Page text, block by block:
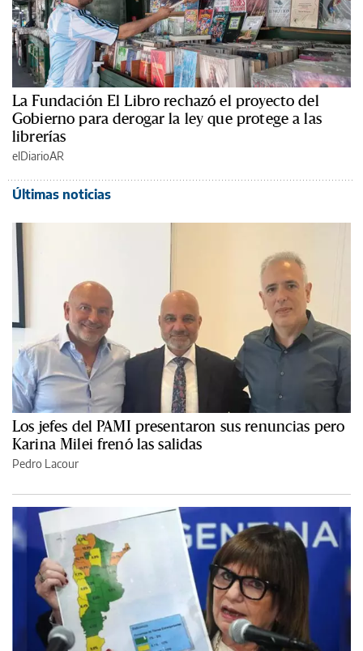
La Fundación El Libro rechazó el proyecto del
Gobierno para derogar la ley que protege a las
librerías
elDiarioAR
Últimas noticias
Los jefes del PAMI presentaron sus renuncias pero
Karina Milei frenó las salidas
Pedro Lacour